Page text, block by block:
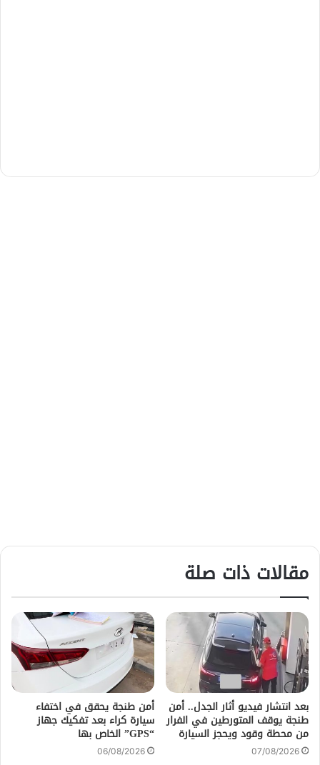
مقالات ذات صلة
بعد انتشار فيديو أثار الجدل.. أمن
طنجة يوقف المتورطين في الفرار
من محطة وقود ويحجز السيارة
07/08/2026
أمن طنجة يحقق في اختفاء
سيارة كراء بعد تفكيك جهاز
“GPS” الخاص بها
06/08/2026